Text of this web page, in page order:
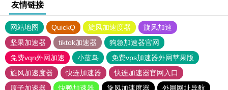
友情链接
网站地图 QuickQ 旋风加速度器
旋风加速
坚果加速器
tiktok加速器
狗急加速器官网
免费vqn外网加速
小蓝鸟
免费vps加速器外网苹果版
旋风加速度器
快连加速器
快连加速器官网入口
原子加速器
快鸭加速器 旋风加速度器
外网网址导航